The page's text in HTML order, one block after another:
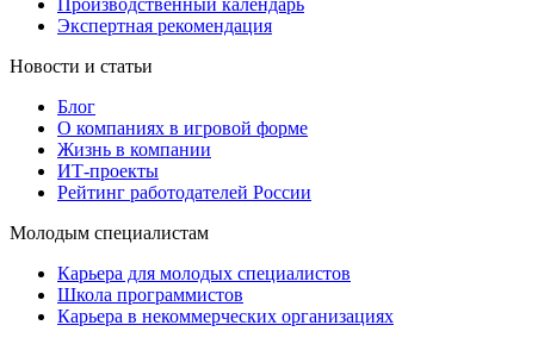
Экспертная рекомендация
Новости и статьи
Блог
О компаниях в игровой форме
Жизнь в компании
ИТ-проекты
Рейтинг работодателей России
Молодым специалистам
Карьера для молодых специалистов
Школа программистов
Карьера в некоммерческих организациях